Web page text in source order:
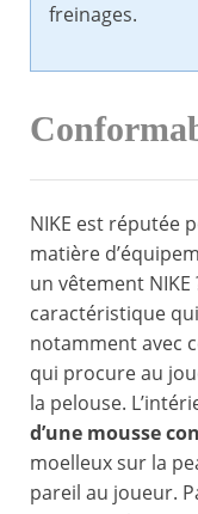
freinages.
NIKE est réputée
matière
un vêtement
caractéristique
notamment avec
qui procure au
la pelouse.
d’une mousse
moelleux sur la
pareil au joueur.